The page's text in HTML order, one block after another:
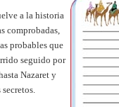
a la historia
comprobadas,
probables que
seguido por
Nazaret y